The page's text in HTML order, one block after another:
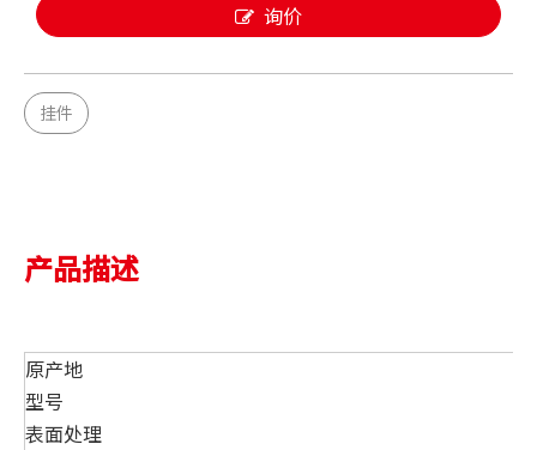
询价
挂件
产品描述
原产地
型号
表面处理